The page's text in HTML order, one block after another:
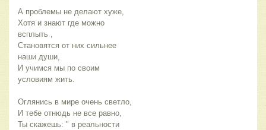
А проблемы не делают хуже,
Хотя и знают где можно
всплыть ,
Становятся от них сильнее
наши души,
И учимся мы по своим
условиям жить.
Оглянись в мире очень светло,
И тебе отнюдь не все равно,
Ты скажешь: " в реальности